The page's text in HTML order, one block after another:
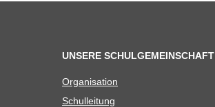
UNSERE SCHULGEMEINSCHAFT
Orga­ni­sa­tion
Schul­lei­tung